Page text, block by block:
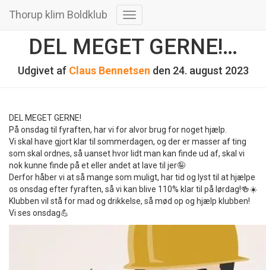
Thorup klim Boldklub
Skift
DEL MEGET GERNE!…
Udgivet af Claus Bennetsen den 24. august 2023
DEL MEGET GERNE!
På onsdag til fyraften, har vi for alvor brug for noget hjælp.
Vi skal have gjort klar til sommerdagen, og der er masser af ting
som skal ordnes, så uanset hvor lidt man kan finde ud af, skal vi
nok kunne finde på et eller andet at lave til jer🤪
Derfor håber vi at så mange som muligt, har tid og lyst til at hjælpe
os onsdag efter fyraften, så vi kan blive 110% klar til på lørdag!🍻☀️
Klubben vil stå for mad og drikkelse, så mød op og hjælp klubben!
Vi ses onsdag💪